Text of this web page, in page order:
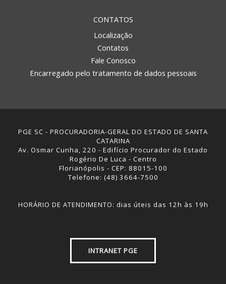
CONTATOS
Localização
Contatos
Fale Conosco
Encarregado pelo tratamento de dados pessoais
PGE SC - PROCURADORIA-GERAL DO ESTADO DE SANTA
CATARINA
Av. Osmar Cunha, 220 - Edifício Procurador do Estado
Rogério De Luca - Centro
Florianópolis - CEP: 88015-100
Telefone: (48) 3664-7500
HORÁRIO DE ATENDIMENTO: dias úteis das 12h às 19h
INTRANET PGE